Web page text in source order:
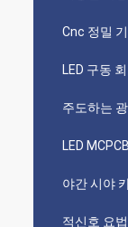
Cnc 정밀
LED 구동
주도하는
LED
야간 시야
적신호 요법